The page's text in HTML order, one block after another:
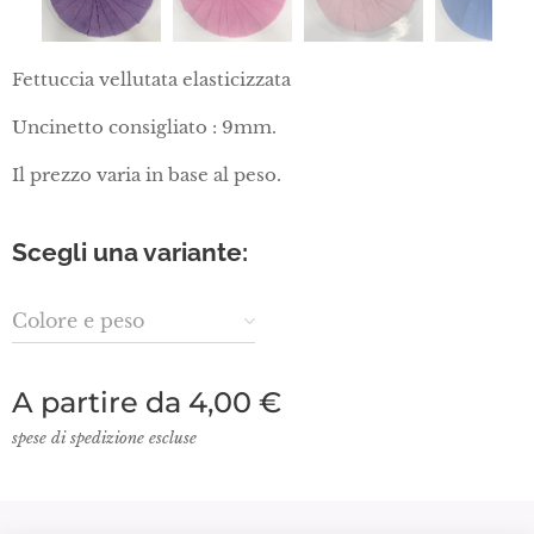
Fettuccia vellutata elasticizzata
Uncinetto consigliato : 9mm.
Il prezzo varia in base al peso.
Scegli una variante:
Colore e peso
A partire da 4,00 €
spese di spedizione escluse